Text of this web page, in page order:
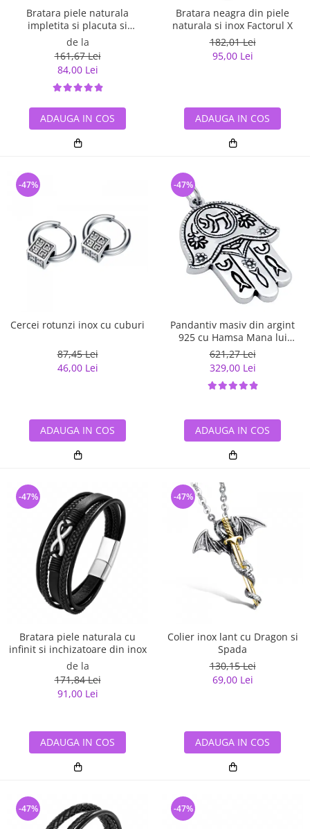
Bratara piele naturala
impletita si placuta si
inchizatoare din inox
de la
161,67 Lei
84,00 Lei
ADAUGA IN COS
Bratara neagra din piele
naturala si inox Factorul X
182,01 Lei
95,00 Lei
ADAUGA IN COS
Cercei rotunzi inox cu cuburi
87,45 Lei
46,00 Lei
-47%
ADAUGA IN COS
Pandantiv masiv din argint
925 cu Hamsa Mana lui
Fatima
621,27 Lei
329,00 Lei
-47%
ADAUGA IN COS
Bratara piele naturala cu
infinit si inchizatoare din inox
de la
171,84 Lei
91,00 Lei
-47%
ADAUGA IN COS
Colier inox lant cu Dragon si
Spada
130,15 Lei
69,00 Lei
-47%
ADAUGA IN COS
-47% -47%